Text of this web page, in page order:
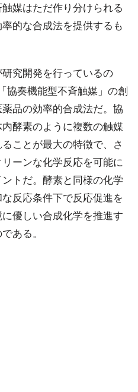
媒はただ作り分けられる
的な合成法を提供するも
究開発を行っているの
協奏機能型不斉触媒」の創
品の効率的合成法だ。協
酵素のように複数の触媒
ことが最大の特徴で、さ
ーンな化学反応を可能に
トだ。酵素と同様の化学
反応条件下で反応促進を
優しい合成化学を推進す
ある。